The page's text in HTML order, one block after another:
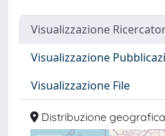
Visualizzazione
Visualizzazione
Visualizzazione File
Distribuzione geografica